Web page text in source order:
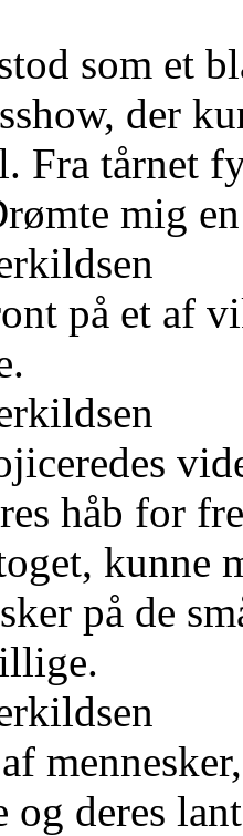
som et
der
Fra tårnet
mig
på et af
håb for
kunne
på de
deres